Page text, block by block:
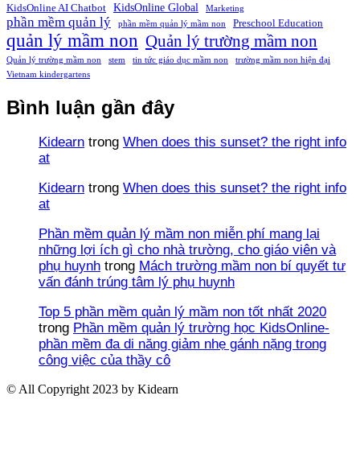
KidsOnline AI Chatbot
KidsOnline Global Marketing
phần mềm quản lý phần mềm quản lý mầm non Preschool Education
quản lý mầm non Quản lý trường mầm non
Quản lý trường mầm non stem tin tức giáo dục mầm non
trường mầm non hiện đại
Vietnam kindergartens
Bình luận gần đây
Kidearn trong When does this sunset? the right info
at
Kidearn trong When does this sunset? the right info
at
Phần mềm quản lý mầm non miễn phí mang lại
những lợi ích gì cho nhà trường, cho giáo viên và
phụ huynh trong Mách trường mầm non bí quyết tư
vấn đánh trúng tâm lý phụ huynh
Top 5 phần mềm quản lý mầm non tốt nhất 2020
trong Phần mềm quản lý trường học KidsOnline-
phần mềm đa di năng giảm nhẹ gánh nặng trong
công việc của thầy cô
© All Copyright 2023 by Kidearn